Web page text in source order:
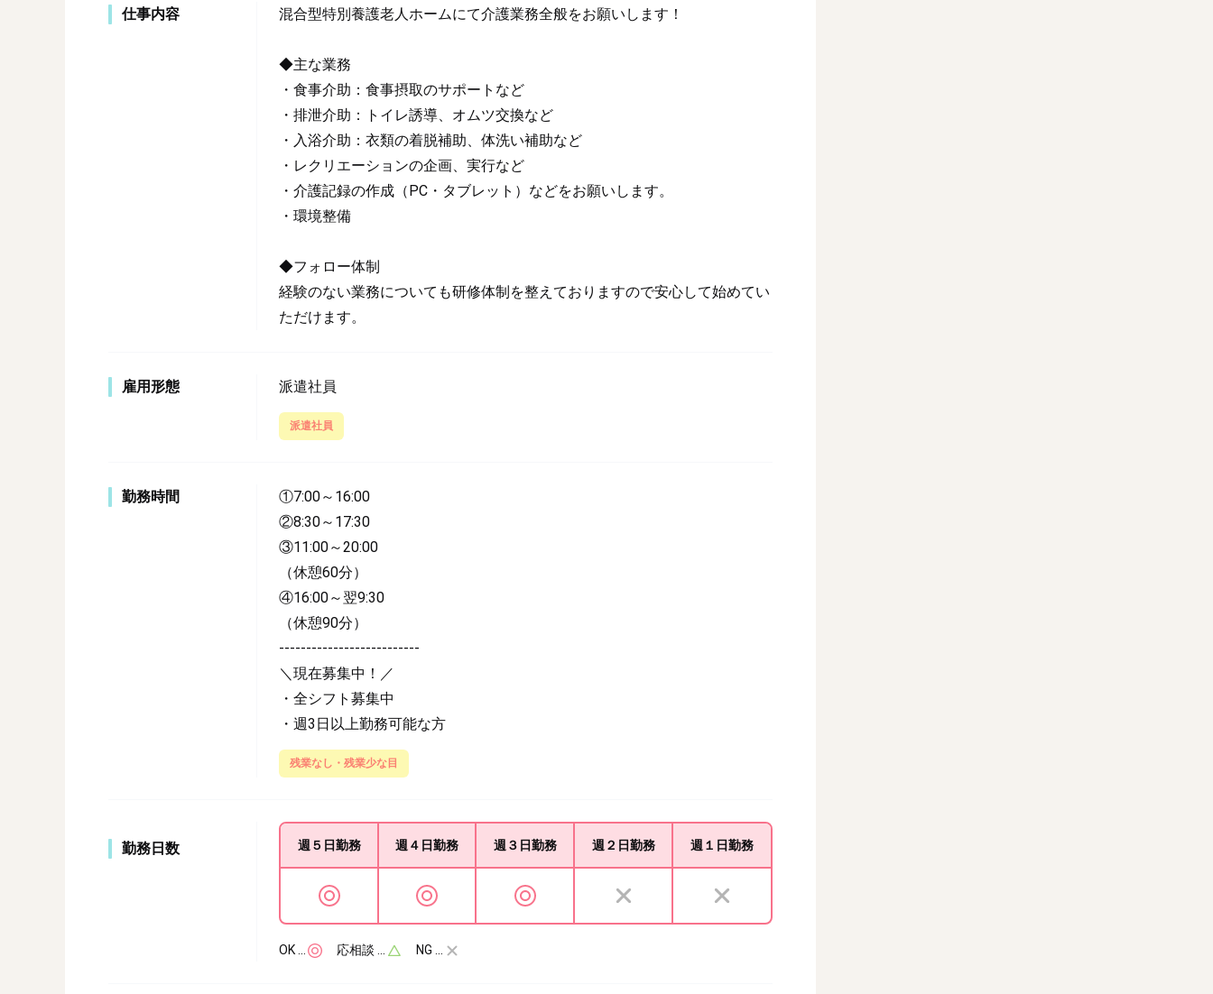
仕事内容 混合型特別養護老人ホームにて介護業務全般をお願いします！
◆主な業務
・食事介助：食事摂取のサポートなど
・排泄介助：トイレ誘導、オムツ交換など
・入浴介助：衣類の着脱補助、体洗い補助など
・レクリエーションの企画、実行など
・介護記録の作成（PC・タブレット）などをお願いします。
・環境整備
◆フォロー体制
経験のない業務についても研修体制を整えておりますので安心して始めてい
ただけます。
雇用形態 派遣社員
派遣社員
勤務時間
①7:00～16:00
②8:30～17:30
③11:00～20:00
（休憩60分）
④16:00～翌9:30
（休憩90分）
--------------------------
＼現在募集中！／
・全シフト募集中
・週3日以上勤務可能な方
残業なし・残業少な目
勤務日数 週５日勤務 週４日勤務 週３日勤務 週２日勤務 週１日勤務
OK … 応相談 … NG …